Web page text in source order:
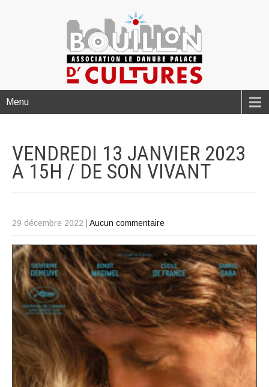
Menu
VENDREDI 13 JANVIER 2023
A 15H / DE SON VIVANT
29 décembre 2022 Aucun commentaire